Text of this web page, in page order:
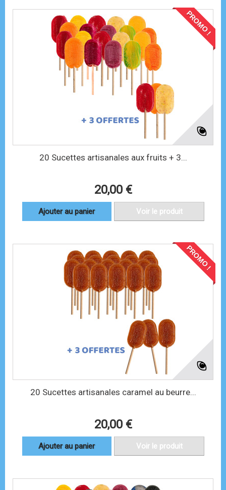
PROMO !
20 Sucettes artisanales aux fruits + 3...
20,00 €
Ajouter au panier Voir le produit
PROMO !
20 Sucettes artisanales caramel au beurre...
20,00 €
Ajouter au panier Voir le produit